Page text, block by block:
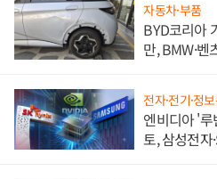
자동차·부품
BYD코리아
만, BMW·
전자·전기·정
엔비디아 '
토, 삼성전